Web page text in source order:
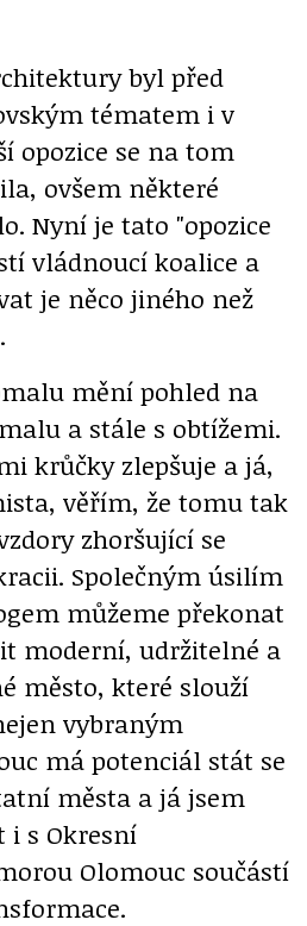
byl před
tématem i v
opozice se na tom
ovšem některé
Nyní je tato "opozice
vládnoucí koalice a
je něco jiného než
mění pohled na
a stále s obtížemi.
krůčky zlepšuje a já,
věřím, že tomu tak
zhoršující se
Společným úsilím
můžeme překonat
moderní, udržitelné a
město, které slouží
vybraným
má potenciál stát se
města a já jsem
i s Okresní
Olomouc součástí